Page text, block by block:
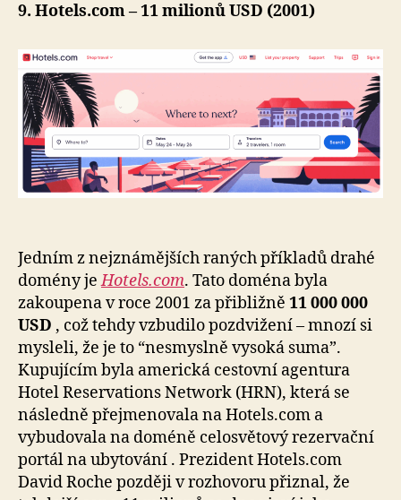
9. Hotels.com – 11 milionů USD (2001)
Jedním z nejznámějších raných příkladů drahé
domény jeHotels.com. Tato doména byla
zakoupena v roce 2001 za přibližně 11 000 000
USD , což tehdy vzbudilo pozdvižení – mnozí si
mysleli, že je to “nesmyslně vysoká suma”.
Kupujícím byla americká cestovní agentura
Hotel Reservations Network (HRN), která se
následně přejmenovala na Hotels.com a
vybudovala na doméně celosvětový rezervační
portál na ubytování . Prezident Hotels.com
David Roche později v rozhovoru přiznal, že